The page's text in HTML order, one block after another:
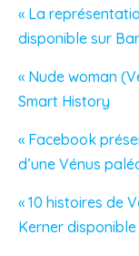
« La
disponible sur
« Nude woman
Smart History
« Facebook
d’une Vénus
« 10 histoires de
Kerner